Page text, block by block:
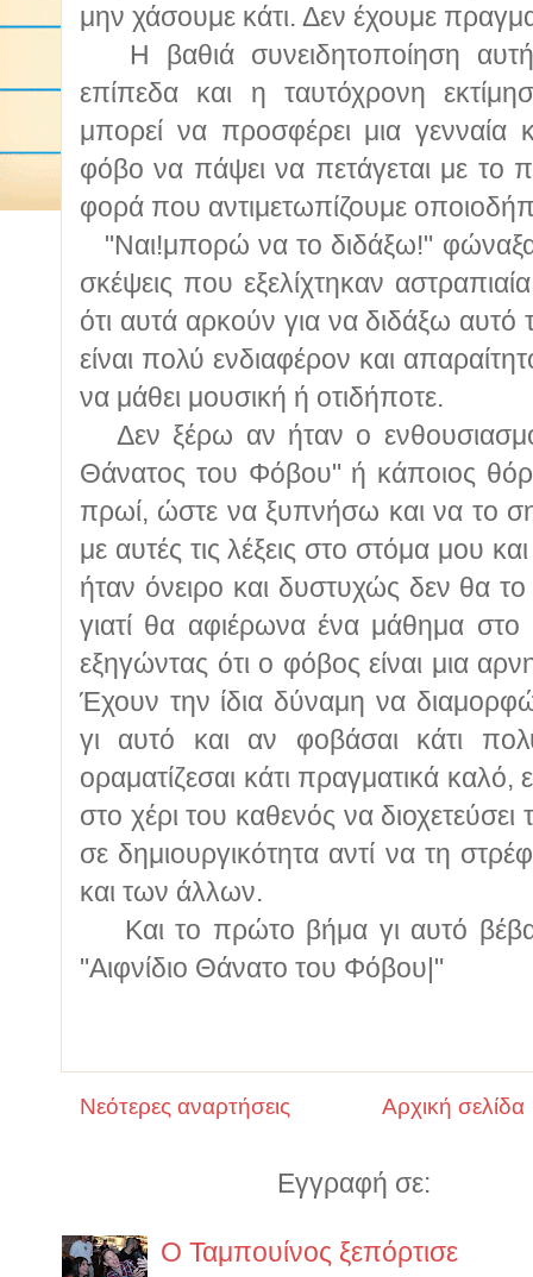
μην χάσουμε κάτι. Δεν έχουμε
Η βαθιά συνειδητοποίηση
επίπεδα και η ταυτόχρονη
μπορεί να προσφέρει μια γενναία
φόβο να πάψει να πετάγεται με το
φορά που αντιμετωπίζουμε
"Ναι!μπορώ να το διδάξω!" φώναξα,
σκέψεις που εξελίχτηκαν
ότι αυτά αρκούν για να διδάξω αυτό
είναι πολύ ενδιαφέρον και
να μάθει μουσική ή οτιδήποτε.
Δεν ξέρω αν ήταν ο
Θάνατος του Φόβου" ή κάποιος
πρωί, ώστε να ξυπνήσω και να το
με αυτές τις λέξεις στο στόμα μου
ήταν όνειρο και δυστυχώς δεν θα
γιατί θα αφιέρωνα ένα μάθημα
εξηγώντας ότι ο φόβος είναι μια
Έχουν την ίδια δύναμη να
γι αυτό και αν φοβάσαι κάτι
οραματίζεσαι κάτι πραγματικά καλό,
στο χέρι του καθενός να
σε δημιουργικότητα αντί να τη
και των άλλων.
Και το πρώτο βήμα γι αυτό
"Αιφνίδιο Θάνατο του Φόβου|"
Νεότερες αναρτήσεις Αρχική σελίδα
Εγγραφή σε:
Ο Ταμπουίνος ξεπόρτισε